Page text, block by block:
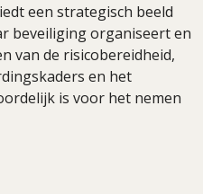
een strategisch beeld
beveiliging organiseert en
van de risicobereidheid,
en het
is voor het nemen